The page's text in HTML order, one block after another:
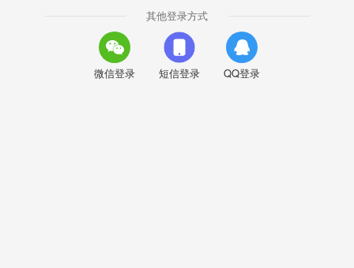
其他登录方式
微信登录 短信登录 QQ登录